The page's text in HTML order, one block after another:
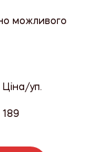
можливого
Ціна/уп.
189